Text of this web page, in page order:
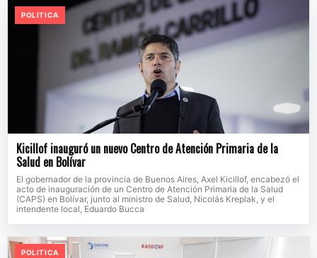
POLITICA
Kicillof inauguró un nuevo Centro de Atención Primaria de la
Salud en Bolívar
El gobernador de la provincia de Buenos Aires, Axel Kicillof, encabezó el
acto de inauguración de un Centro de Atención Primaria de la Salud
(CAPS) en Bolívar, junto al ministro de Salud, Nicolás Kreplak, y el
intendente local, Eduardo Bucca
POLITICA